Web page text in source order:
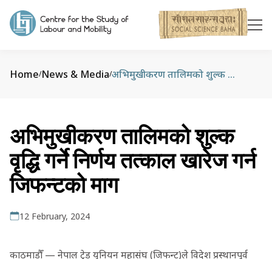
Home/News & Media/ अभिमुखीकरण तालिमको शुल्क वृद्धि गर्ने निर्णय तत्काल खारेज गर्न जिफन्टको माग
अभिमुखीकरण तालिमको शुल्क
वृद्धि गर्ने निर्णय तत्काल खारेज गर्न
जिफन्टको माग
12 February, 2024
काठमाडौँ — नेपाल ट्रेड युनियन महासंघ (जिफन्ट)ले विदेश प्रस्थानपूर्व